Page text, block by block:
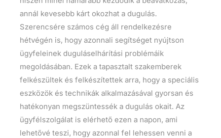
annál kevesebb kárt okozhat a dugulás.
Szerencsére számos cég áll rendelkezésre
hétvégén is, hogy azonnali segítséget nyújtson
ügyfeleinek duguláselhárítási problémáik
megoldásában. Ezek a tapasztalt szakemberek
felkészültek és felkészítettek arra, hogy a speciális
eszközök és technikák alkalmazásával gyorsan és
hatékonyan megszüntessék a dugulás okait. Az
ügyfélszolgálat is elérhető ezen a napon, ami
lehetővé teszi, hogy azonnal fel lehessen venni a